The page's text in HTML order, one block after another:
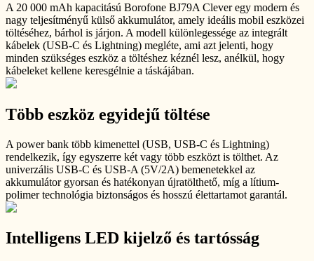
A 20 000 mAh kapacitású Borofone BJ79A Clever egy modern és
nagy teljesítményű külső akkumulátor, amely ideális mobil eszközei
töltéséhez, bárhol is járjon. A modell különlegessége az integrált
kábelek (USB-C és Lightning) megléte, ami azt jelenti, hogy
minden szükséges eszköz a töltéshez kéznél lesz, anélkül, hogy
kábeleket kellene keresgélnie a táskájában.
Több eszköz egyidejű töltése
A power bank több kimenettel (USB, USB-C és Lightning)
rendelkezik, így egyszerre két vagy több eszközt is tölthet. Az
univerzális USB-C és USB-A (5V/2A) bemenetekkel az
akkumulátor gyorsan és hatékonyan újratölthető, míg a lítium-
polimer technológia biztonságos és hosszú élettartamot garantál.
Intelligens LED kijelző és tartósság